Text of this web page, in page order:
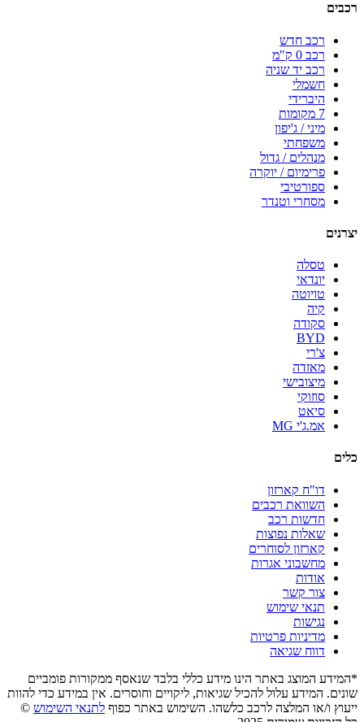
רכבים
רכב חדש
רכב 0 ק"מ
רכב יד שניה
חשמלי
היברידי
7 מקומות
מיני / ג'יפון
משפחתי
מנהלים / גדול
פרימיום / יוקרה
ספורטיבי
מסחרי וטנדר
יצרנים
טסלה
יונדאי
טויוטה
קיה
סקודה
BYD
צ'רי
מאזדה
מיצובישי
סוזוקי
סיאט
אמ.ג'י MG
כלים
דו"ח קארזון
השוואת רכבים
חדשות רכב
שאלות נפוצות
קארזון לסוחרים
מחשבוני אגרות
אודות
צור קשר
תנאי שימוש
נגישות
מדיניות פרטיות
דווח שגיאה
*המידע המוצג באתר הינו מידע כללי בלבד שנאסף ממקורות פומביים
שונים. המידע עלול להכיל שגיאות, ליקויים וחוסרים. אין במידע כדי להוות
ייעוץ ו/או המלצה לרכב כלשהו. השימוש באתר כפוף לתנאי השימוש ©